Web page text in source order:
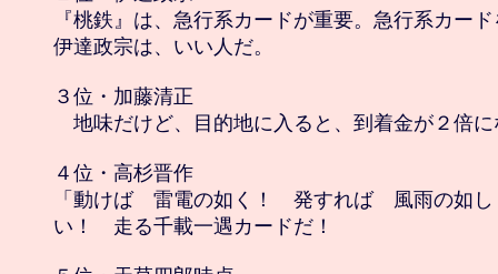
『桃鉄』は、急行系カードが重要。急行系カー
伊達政宗は、いい人だ。
３位・加藤清正
地味だけど、目的地に入ると、到着金が２倍
４位・高杉晋作
「動けば　雷電の如く！　発すれば　風雨の如
い！　走る千載一遇カードだ！